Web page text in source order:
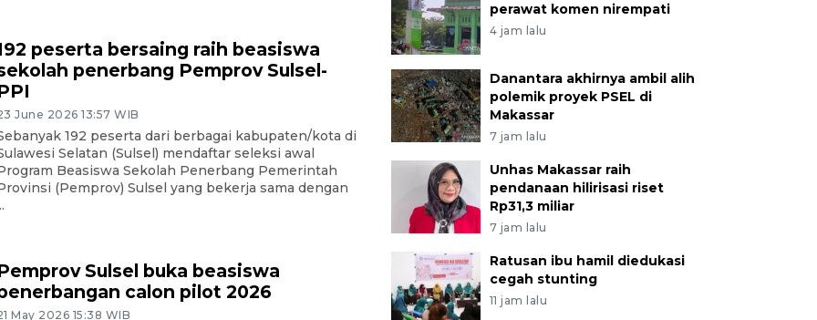
peserta bersaing raih beasiswa
penerbang Pemprov Sulsel-
June 2026 13:57 WIB
192 peserta dari berbagai kabupaten/kota di
Selatan (Sulsel) mendaftar seleksi awal
Beasiswa Sekolah Penerbang Pemerintah
(Pemprov) Sulsel yang bekerja sama dengan
Sulsel buka beasiswa
calon pilot 2026
May 2026 15:38 WIB
perawat komen nirempati
4 jam lalu
Danantara akhirnya ambil alih
polemik proyek PSEL di
Makassar
7 jam lalu
Unhas Makassar raih
pendanaan hilirisasi riset
Rp31,3 miliar
7 jam lalu
Ratusan ibu hamil diedukasi
cegah stunting
11 jam lalu